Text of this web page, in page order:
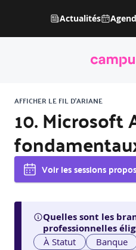
Actualités
AFFICHER LE FIL D'ARIANE
10. Microsoft
Voir les sessions
Quelles sont les
professionnelles
À Statut Banque